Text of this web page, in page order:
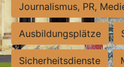
Journalismus, PR,
Ausbildungsplätze
Sicherheitsdienste